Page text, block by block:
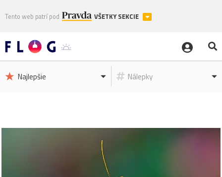
Tento web patrí pod VŠETKY SEKCIE
Najlepšie Nálepky